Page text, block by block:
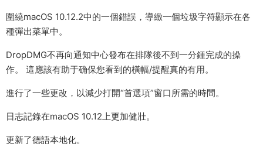
圍繞macOS 10.12.2中的一個錯誤，導緻一個垃圾字符顯示在各
種彈出菜單中。
DropDMG不再向通知中心發布在排隊後不到一分鍾完成的操
作。 這應該有助于确保您看到的橫幅/提醒真的有用。
進行了一些更改，以減少打開“首選項”窗口所需的時間。
日志記錄在macOS 10.12上更加健壯。
更新了德語本地化。